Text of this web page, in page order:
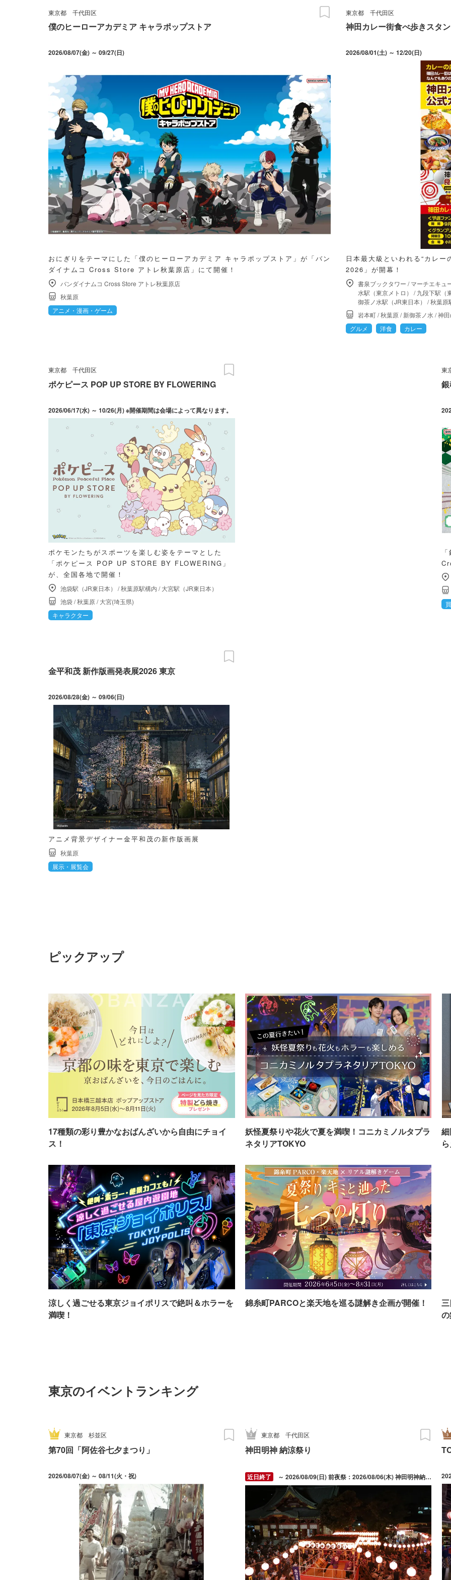
東京都 千代田区
僕のヒーローアカデミア キャラポップストア
2026/08/07(金) ～ 09/27(日)
おにぎりをテーマにした「僕のヒーローアカデミア キャラポップストア」が「バン
ダイナムコ Cross Store アトレ秋葉原店」にて開催！
バンダイナムコ Cross Store アトレ秋葉原店
秋葉原
アニメ・漫画・ゲーム
東京都 千代田区
神田カレー街食べ歩きスタ
2026/08/01(土) ～ 12/20(日)
日本最大級といわれる“カレ
2026」が開幕！
書泉ブックタワー /マーチエキュ
水駅（東京メトロ） /九段下駅（
御茶ノ水駅（JR東日本） /秋葉原
岩本町/秋葉原/新御茶ノ水 /神
グルメ
洋食 カレー
東京都 千代田区
ポケピース POP UP STORE BY FLOWERING
2026/06/17(水) ～ 10/26(月) ※開催期間は会場によって異なります。
ポケモンたちがスポーツを楽しむ姿をテーマとした
「ポケピース POP UP STORE BY FLOWERING」
が、全国各地で開催！
池袋駅（JR東日本） /秋葉原駅構内 /大宮駅（JR東日本）
池袋/秋葉原/大宮(埼玉県)
キャラクター
東
金平和茂 新作版画発表展2026 東京
2026/08/28(金) ～ 09/06(日)
アニメ背景デザイナー金平和茂の新作版画展
秋葉原
展示・展覧会
ピックアップ
17種類の彩り豊かなおばんざいから自由にチョイ
ス！
妖怪夏祭りや花火で夏を満喫！コニカミノルタプラ
ネタリアTOKYO
涼しく過ごせる東京ジョイポリスで絶叫＆ホラーを
満喫！
錦糸町PARCOと楽天地を巡る謎解き企画が開催！
東京のイベントランキング
東京都 杉並区
第70回「阿佐谷七夕まつり」
2026/08/07(金) ～ 08/11(火・祝)
東京都千代田区
神田明神 納涼祭り
～ 2026/08/09(日) 前夜祭：2026/08/06(木) 神田明神納涼祭り：2026/08/07(金) ～ 2026/08/09(日)